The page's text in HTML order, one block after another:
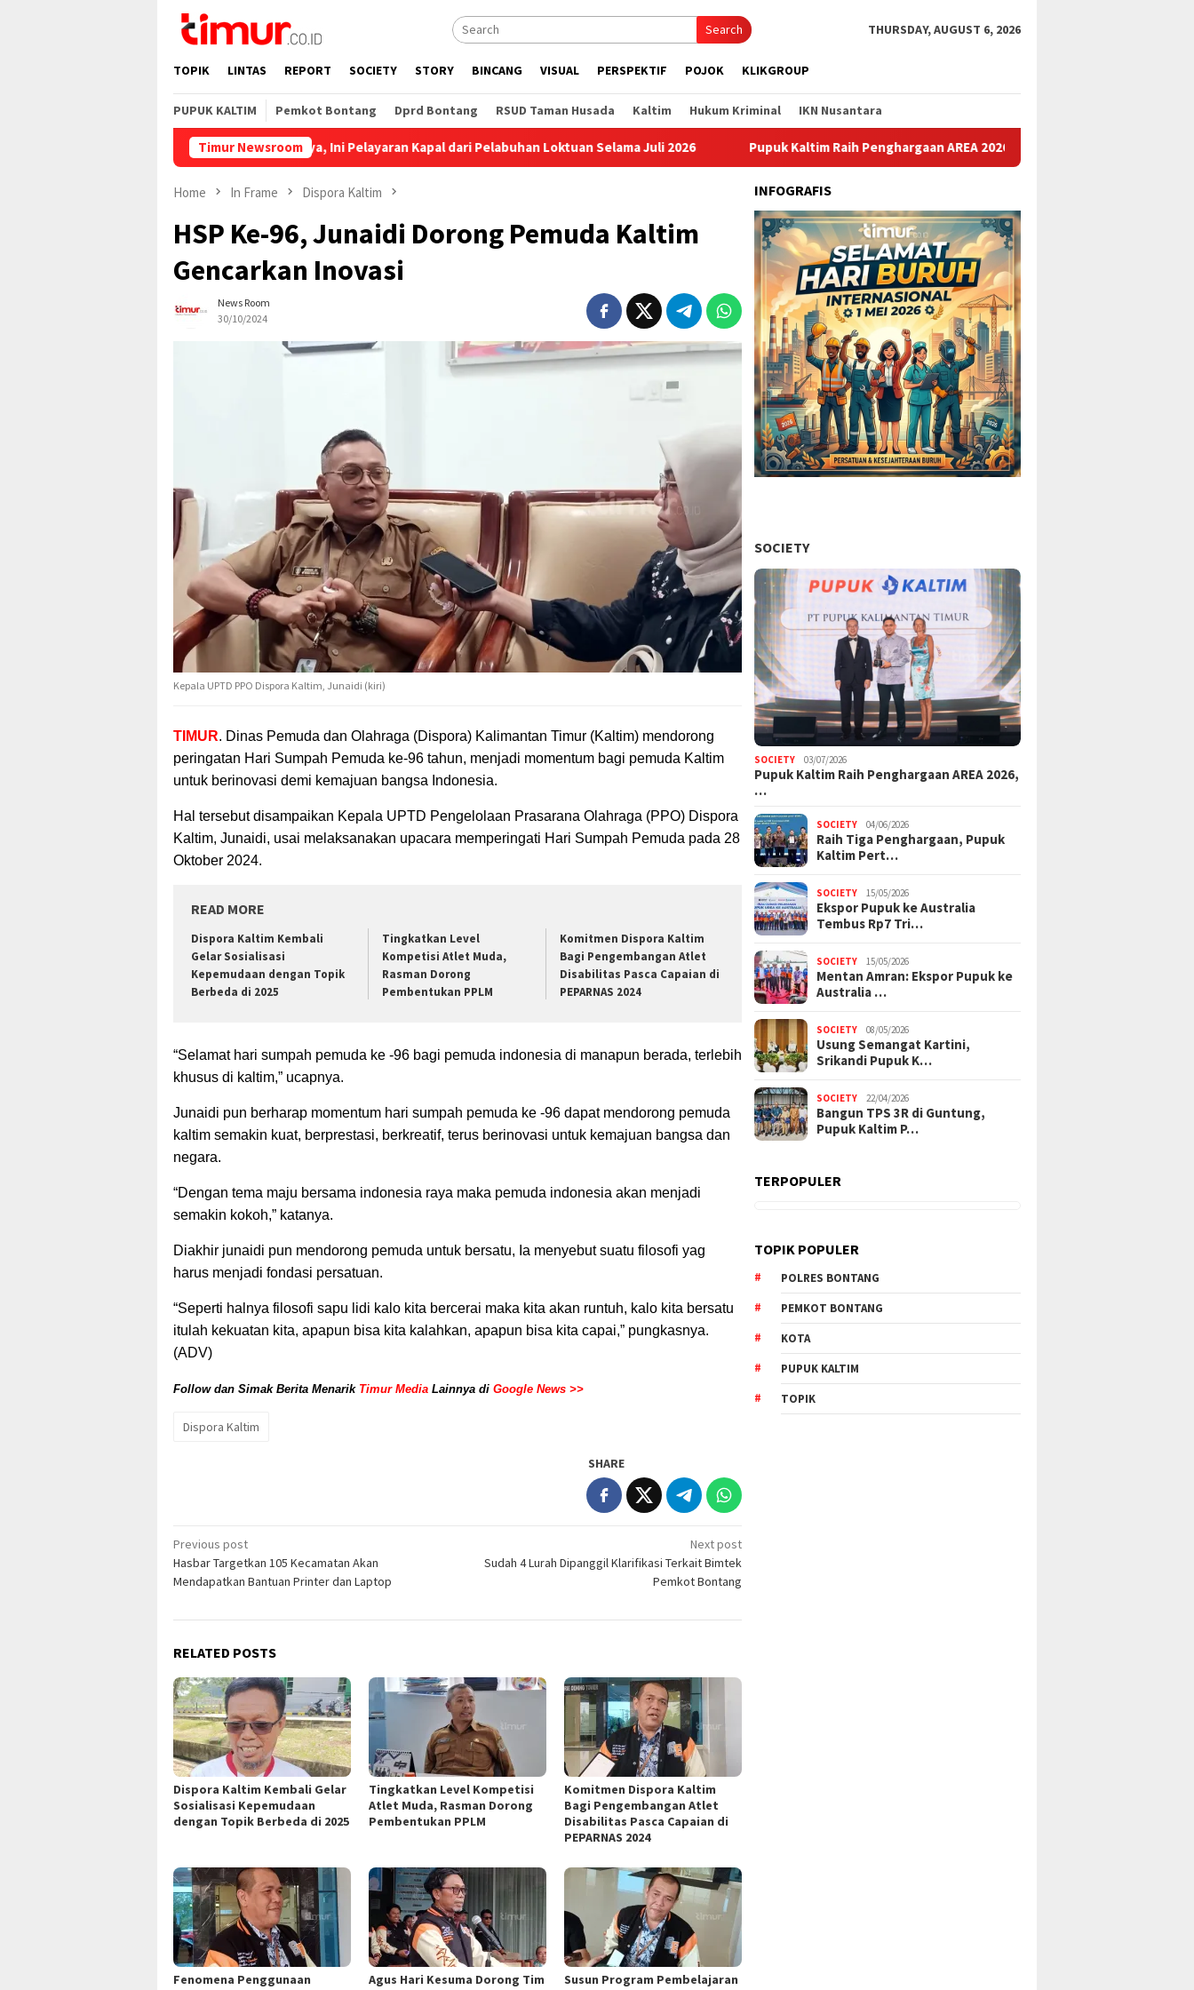
content
Search THURSDAY, AUGUST 6, 2026
TOPIK LINTAS REPORT SOCIETY STORY BINCANG VISUAL PERSPEKTIF POJOK KLIKGROUP
PUPUK KALTIM Pemkot Bontang Dprd Bontang RSUD Taman Husada Kaltim Hukum Kriminal IKN Nusantara
Timur Newsroom
Catat Jadwalnya, Ini Pelayaran Kapal dari Pelabuhan Loktuan Selama Juli 2026 Pupuk Kaltim Raih Penghargaan AREA 2026, Pertegas Komitmen Bangun Ekonomi
Home In Frame Dispora Kaltim
HSP Ke-96, Junaidi Dorong Pemuda Kaltim
Gencarkan Inovasi
News Room
30/10/2024
Kepala UPTD PPO Dispora Kaltim, Junaidi (kiri)
TIMUR. Dinas Pemuda dan Olahraga (Dispora) Kalimantan Timur (Kaltim) mendorong
peringatan Hari Sumpah Pemuda ke-96 tahun, menjadi momentum bagi pemuda Kaltim
untuk berinovasi demi kemajuan bangsa Indonesia.
Hal tersebut disampaikan Kepala UPTD Pengelolaan Prasarana Olahraga (PPO) Dispora
Kaltim, Junaidi, usai melaksanakan upacara memperingati Hari Sumpah Pemuda pada 28
Oktober 2024.
READ MORE
Dispora Kaltim Kembali
Gelar Sosialisasi
Kepemudaan dengan Topik
Berbeda di 2025
Tingkatkan Level
Kompetisi Atlet Muda,
Rasman Dorong
Pembentukan PPLM
Komitmen Dispora Kaltim
Bagi Pengembangan Atlet
Disabilitas Pasca Capaian di
PEPARNAS 2024
“Selamat hari sumpah pemuda ke -96 bagi pemuda indonesia di manapun berada, terlebih
khusus di kaltim,” ucapnya.
Junaidi pun berharap momentum hari sumpah pemuda ke -96 dapat mendorong pemuda
kaltim semakin kuat, berprestasi, berkreatif, terus berinovasi untuk kemajuan bangsa dan
negara.
“Dengan tema maju bersama indonesia raya maka pemuda indonesia akan menjadi
semakin kokoh,” katanya.
Diakhir junaidi pun mendorong pemuda untuk bersatu, Ia menyebut suatu filosofi yag
harus menjadi fondasi persatuan.
“Seperti halnya filosofi sapu lidi kalo kita bercerai maka kita akan runtuh, kalo kita bersatu
itulah kekuatan kita, apapun bisa kita kalahkan, apapun bisa kita capai,” pungkasnya.
(ADV)
Follow dan Simak Berita Menarik Timur Media Lainnya di Google News >>
Dispora Kaltim
SHARE
Post
navigation
Previous post
Hasbar Targetkan 105 Kecamatan Akan
Mendapatkan Bantuan Printer dan Laptop
Next post
Sudah 4 Lurah Dipanggil Klarifikasi Terkait Bimtek
Pemkot Bontang
RELATED POSTS
Dispora Kaltim Kembali Gelar
Sosialisasi Kepemudaan
dengan Topik Berbeda di 2025
Tingkatkan Level Kompetisi
Atlet Muda, Rasman Dorong
Pembentukan PPLM
Komitmen Dispora Kaltim
Bagi Pengembangan Atlet
Disabilitas Pasca Capaian di
PEPARNAS 2024
Fenomena Penggunaan
Agus Hari Kesuma Dorong Tim
Susun Program Pembelajaran
INFOGRAFIS
SOCIETY
SOCIETY 03/07/2026
Pupuk Kaltim Raih Penghargaan AREA 2026,
…
SOCIETY 04/06/2026
Raih Tiga Penghargaan, Pupuk
Kaltim Pert…
SOCIETY 15/05/2026
Ekspor Pupuk ke Australia
Tembus Rp7 Tri…
SOCIETY 15/05/2026
Mentan Amran: Ekspor Pupuk ke
Australia …
SOCIETY 08/05/2026
Usung Semangat Kartini,
Srikandi Pupuk K…
SOCIETY 22/04/2026
Bangun TPS 3R di Guntung,
Pupuk Kaltim P…
TERPOPULER
TOPIK POPULER
POLRES BONTANG
PEMKOT BONTANG
KOTA
PUPUK KALTIM
TOPIK